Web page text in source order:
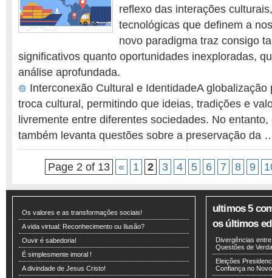
Oportunidades
reflexo das interações
tecnológicas que definem a
novo paradigma traz consigo
significativos quanto oportunidades inexploradas,
análise aprofundada.
Interconexão Cultural e IdentidadeA
troca cultural, permitindo que ideias, tradições e
livremente entre diferentes sociedades. No
também levanta questões sobre a preservação da
Page 2 of 13 « 1 2 3 4 5 6 7 8 9
Os valores e as transformações sociais!
A vida virtual: Reconhecimento ou Ilusão?
Ouvir é sabedoria!
É simplesmente imoral !
A divindade de Jesus Cristo!
ultimos 5
os últimos
Divergências
Questões de
Eleições
Confiança no